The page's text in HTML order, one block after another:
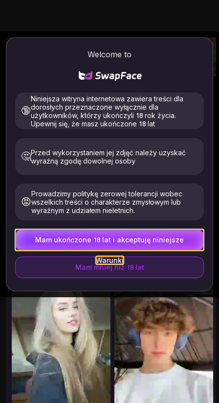
Welcome to
🔞
Niniejsza witryna internetowa zawiera treści dla
dorosłych przeznaczone wyłącznie dla
użytkowników, którzy ukończyli 18 rok życia.
Upewnij się, że masz ukończone 18 lat
🤔Przed wykorzystaniem jej zdjęć należy uzyskać
wyraźną zgodę dowolnej osoby
😡
Prowadzimy politykę zerowej tolerancji wobec
wszelkich treści o charakterze zmysłowym lub
wyraźnym z udziałem nieletnich.
Mam ukończone 18 lat i akceptuję niniejsze
Warunki
Mam mniej niż 18 lat
Wygeneruj wideo ze
swojego obrazu i
Zamiana twarzy obrazu
Wideo z wielokrotną zamianą
twarzy
Przesyłaj tylko zdjęcia przedstawiające Ciebie lub osoby,
które wyraziły na to wyraźną zgodę. Musi mieć ukończone
18 lat. Usunięto w ciągu 24 godzin.
Szablon Historia Więcej
5.98K